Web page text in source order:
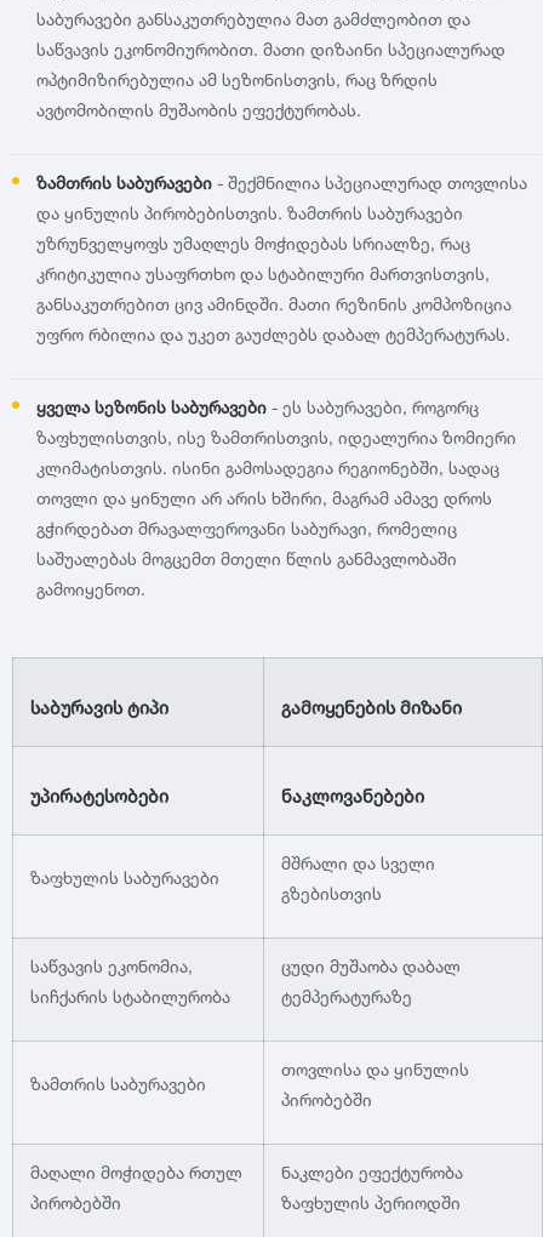
Joyroad
2000
1999
1998
1995
1994
1991
საბურავები განსაკუთრებულია მათ გამძლეობით და
საწვავის ეკონომიურობით. მათი დიზაინი სპეციალურად
ოპტიმიზირებულია ამ სეზონისთვის, რაც ზრდის
ავტომობილის მუშაობის ეფექტურობას.
ზამთრის საბურავები - შექმნილია სპეციალურად თოვლისა
და ყინულის პირობებისთვის. ზამთრის საბურავები
უზრუნველყოფს უმაღლეს მოჭიდებას სრიალზე, რაც
კრიტიკულია უსაფრთხო და სტაბილური მართვისთვის,
განსაკუთრებით ცივ ამინდში. მათი რეზინის კომპოზიცია
უფრო რბილია და უკეთ გაუძლებს დაბალ ტემპერატურას.
ყველა სეზონის საბურავები - ეს საბურავები, როგორც
ზაფხულისთვის, ისე ზამთრისთვის, იდეალურია ზომიერი
კლიმატისთვის. ისინი გამოსადეგია რეგიონებში, სადაც
თოვლი და ყინული არ არის ხშირი, მაგრამ ამავე დროს
გჭირდებათ მრავალფეროვანი საბურავი, რომელიც
საშუალებას მოგცემთ მთელი წლის განმავლობაში
გამოიყენოთ.
საბურავის ტიპი გამოყენების მიზანი
უპირატესობები ნაკლოვანებები
ზაფხულის საბურავები
მშრალი და სველი
გზებისთვის
საწვავის ეკონომია,
სიჩქარის სტაბილურობა
ცუდი მუშაობა დაბალ
ტემპერატურაზე
ზამთრის საბურავები
თოვლისა და ყინულის
პირობებში
მაღალი მოჭიდება რთულ
პირობებში
ნაკლები ეფექტურობა
ზაფხულის პერიოდში